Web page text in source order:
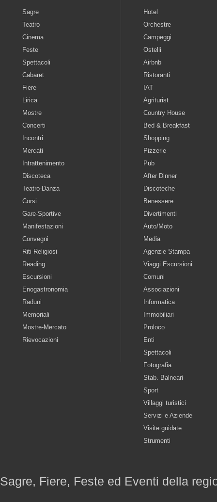
Sagre
Teatro
Cinema
Feste
Spettacoli
Cabaret
Fiere
Lirica
Mostre
Concerti
Incontri
Mercati
Intrattenimento
Discoteca
Teatro-Danza
Corsi
Gare-Sportive
Manifestazioni
Convegni
Riti-Religiosi
Reading
Escursioni
Enogastronomia
Raduni
Memoriali
Mostre-Mercato
Rievocazioni
Hotel
Orchestre
Campeggi
Ostelli
Airbnb
Ristoranti
IAT
Agriturist
Country House
Bed & Breakfast
Shopping
Pizzerie
Pub
After Dinner
Discoteche
Benessere
Divertimenti
Auto/Moto
Media
Agenzie Stampa
Viaggi Escursioni
Comuni
Associazioni
Informatica
Immobiliari
Proloco
Enti
Spettacoli
Fotografia
Stab. Balneari
Sport
Villaggi turistici
Servizi e Aziende
Visite guidate
Strumenti
Sagre, Fiere, Feste ed Eventi della